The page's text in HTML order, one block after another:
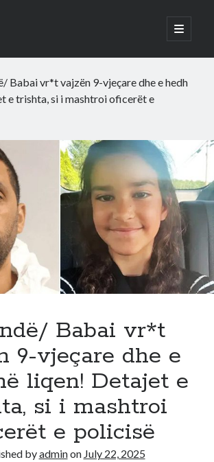
open
primary
Babai vr*t vajzën 9-vjeçare dhe e hedh
e trishta, si i mashtroi oficerët e
Babai vr*t
9-vjeçare dhe e
liqen! Detajet e
si i mashtroi
e policisë
byadminon July 22, 2025